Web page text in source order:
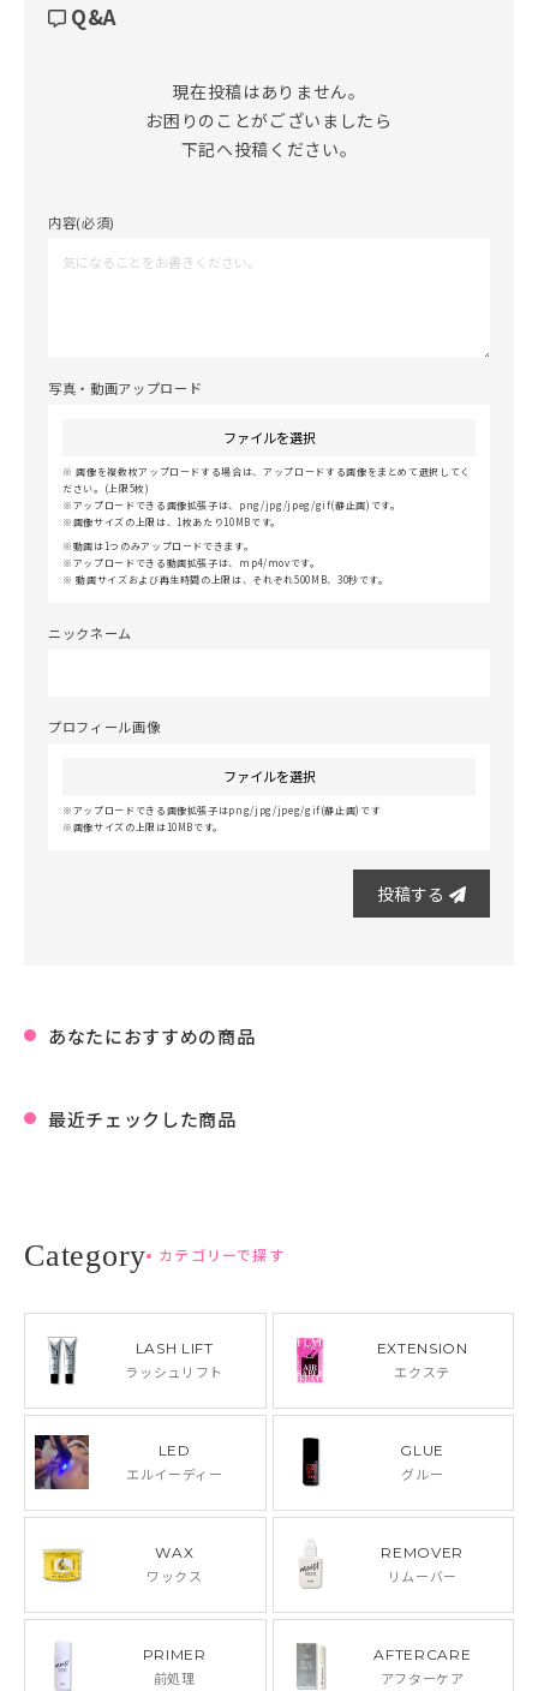
Q&A
現在投稿はありません。
お困りのことがございましたら
下記へ投稿ください。
内容(必須)
写真・動画アップロード
ファイルを選択
画像を複数枚アップロードする場合は、アップロードする画像をまとめて選択してく
ださい。(上限5枚)
アップロードできる画像拡張子は、png/jpg/jpeg/gif(静止画)です。
画像サイズの上限は、1枚あたり10MBです。
動画は1つのみアップロードできます。
アップロードできる動画拡張子は、mp4/movです。
動画サイズおよび再生時間の上限は、それぞれ500MB、30秒です。
ニックネーム
プロフィール画像
ファイルを選択
アップロードできる画像拡張子はpng/jpg/jpeg/gif(静止画)です
画像サイズの上限は10MBです。
投稿する
あなたにおすすめの商品
最近チェックした商品
カテゴリーで探す
LASH LIFT
ラッシュリフト
EXTENSION
エクステ
LED
エルイーディー
GLUE
グルー
WAX
ワックス
REMOVER
リムーバー
PRIMER
前処理
AFTERCARE
アフターケア